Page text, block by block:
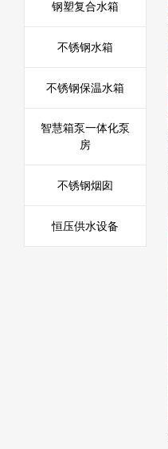
钢塑复合水箱
不锈钢水箱
不锈钢保温水箱
智慧箱泵一体化泵
房
不锈钢烟囱
恒压供水设备